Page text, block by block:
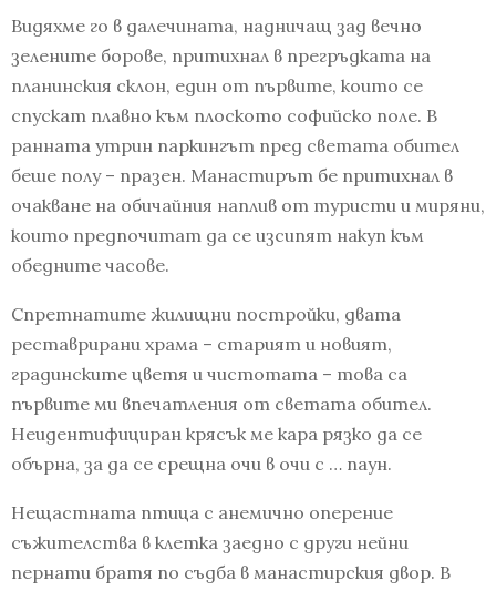
Видяхме го в далечината, надничащ зад вечно
зелените борове, притихнал в прегръдката на
планинския склон, един от първите, които се
спускат плавно към плоското софийско поле. В
ранната утрин паркингът пред светата обител
беше полу – празен. Манастирът бе притихнал в
очакване на обичайния наплив от туристи и миряни,
които предпочитат да се изсипят накуп към
обедните часове.
Спретнатите жилищни постройки, двата
реставрирани храма – старият и новият,
градинските цветя и чистотата – това са
първите ми впечатления от светата обител.
Неидентифициран крясък ме кара рязко да се
обърна, за да се срещна очи в очи с … паун.
Нещастната птица с анемично оперение
съжителства в клетка заедно с други нейни
пернати братя по съдба в манастирския двор. В